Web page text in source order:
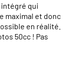
qui
maximal et donc
en réalité.
50cc ! Pas